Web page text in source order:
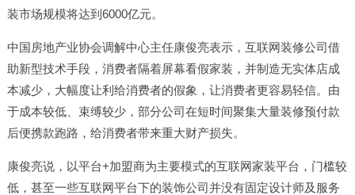
装市场规模将达到6000亿元。
中国房地产业协会调解中心主任康俊亮表示，互联网装修公司借
助新型技术手段，消费者隔着屏幕看假家装，并制造无实体店成
本减少，大幅度让利给消费者的假象，让消费者更容易轻信。由
于成本较低、束缚较少，部分公司在短时间聚集大量装修预付款
后便携款跑路，给消费者带来重大财产损失。
康俊亮说，以平台+加盟商为主要模式的互联网家装平台，门槛较
低，甚至一些互联网平台下的装饰公司并没有固定设计师及服务